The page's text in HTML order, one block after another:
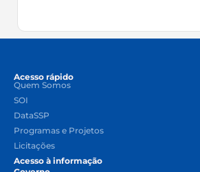
Acesso rápido
Quem Somos
SOI
DataSSP
Programas e Projetos
Licitações
Acesso à informação